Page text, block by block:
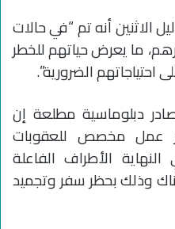
الاثنين أنه تم “في حالات
ما يعرض حياتهم للخطر
الضرورية”.
دبلوماسية مطلعة إن
عمل مخصص للعقوبات
الأطراف الفاعلة
وذلك بحظر سفر وتجميد